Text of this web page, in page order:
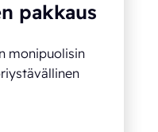
pakkaus
monipuolisin